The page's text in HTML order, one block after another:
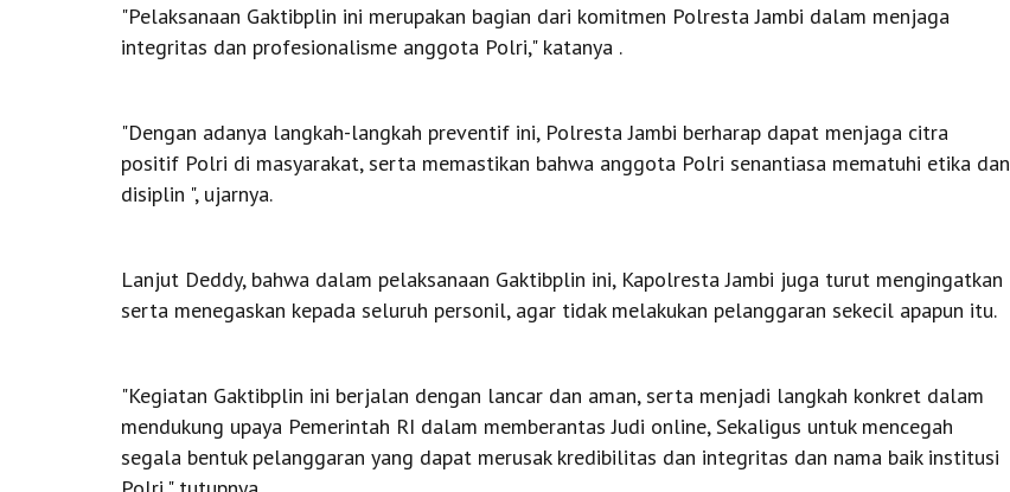
"Pelaksanaan Gaktibplin ini merupakan bagian dari komitmen Polresta Jambi dalam menjaga
integritas dan profesionalisme anggota Polri," katanya .
"Dengan adanya langkah-langkah preventif ini, Polresta Jambi berharap dapat menjaga citra
positif Polri di masyarakat, serta memastikan bahwa anggota Polri senantiasa mematuhi etika dan
disiplin ", ujarnya.
Lanjut Deddy, bahwa dalam pelaksanaan Gaktibplin ini, Kapolresta Jambi juga turut mengingatkan
serta menegaskan kepada seluruh personil, agar tidak melakukan pelanggaran sekecil apapun itu.
"Kegiatan Gaktibplin ini berjalan dengan lancar dan aman, serta menjadi langkah konkret dalam
mendukung upaya Pemerintah RI dalam memberantas Judi online, Sekaligus untuk mencegah
segala bentuk pelanggaran yang dapat merusak kredibilitas dan integritas dan nama baik institusi